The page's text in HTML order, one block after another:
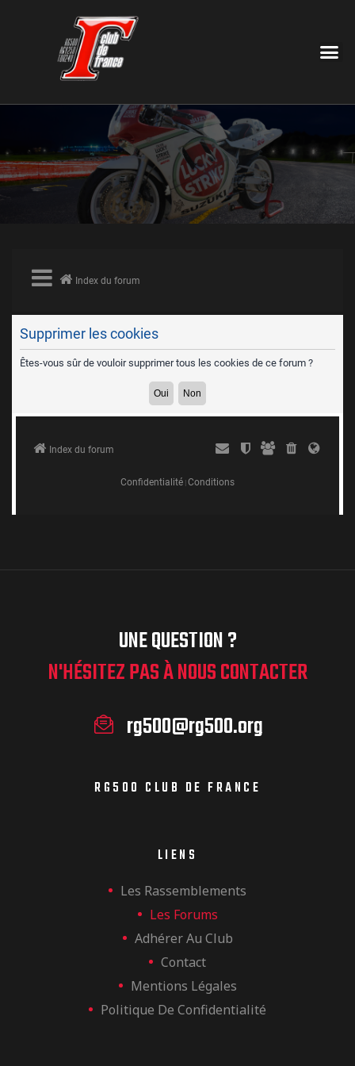
UNE QUESTION ?
N'HÉSITEZ PAS À NOUS CONTACTER
rg500@rg500.org
RG500 CLUB DE FRANCE
LIENS
Les Rassemblements
Les Forums
Adhérer Au Club
Contact
Mentions Légales
Politique De Confidentialité